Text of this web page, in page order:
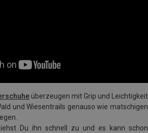
überzeugen mit Grip und Leichtigkeit
und Wiesentrails genauso wie matschigen
Du ihn schnell zu und es kann schon